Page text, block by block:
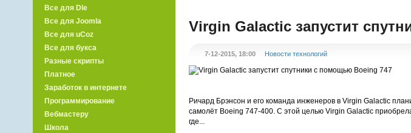
Virgin Galactic запустит
7-12-2015, 18:00 Новости технологий
Ричард Брэнсон и его команда инженеров в Virgin Galactic
самолёт Boeing 747-400. С этой целью Virgin Galactic
где...
Все для Dle
Все для Joomla
Все для uCoz
Все для букса
Разные скрипты
Платное
Заработок в интернете
Программирование
Вебмастеру
Школа